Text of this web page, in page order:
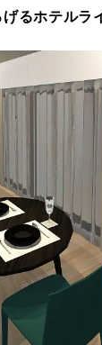
るホテルラ